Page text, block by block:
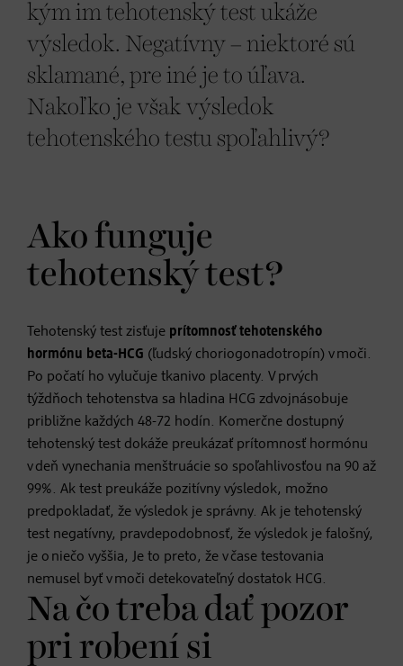
kým im tehotenský test ukáže
výsledok. Negatívny – niektoré sú
sklamané, pre iné je to úľava.
Nakoľko je však výsledok
tehotenského testu spoľahlivý?
Ako funguje
tehotenský test?
Tehotenský test zisťuje prítomnosť tehotenského
hormónu beta-HCG (ľudský choriogonadotropín) v moči.
Po počatí ho vylučuje tkanivo placenty. V prvých
týždňoch tehotenstva sa hladina HCG zdvojnásobuje
približne každých 48-72 hodín. Komerčne dostupný
tehotenský test dokáže preukázať prítomnosť hormónu
v deň vynechania menštruácie so spoľahlivosťou na 90 až
99%. Ak test preukáže pozitívny výsledok, možno
predpokladať, že výsledok je správny. Ak je tehotenský
test negatívny, pravdepodobnosť, že výsledok je falošný,
je o niečo vyššia, Je to preto, že v čase testovania
nemusel byť v moči detekovateľný dostatok HCG.
Na čo treba dať pozor
pri robení si